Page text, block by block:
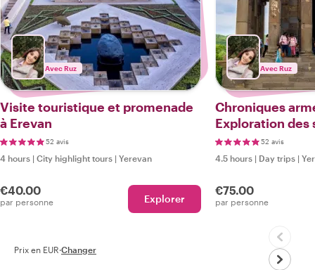
Avec Ruz
Visite touristique et promenade
à Erevan
52 avis
4 hours | City highlight tours | Yerevan
€40.00
par personne Explorer
Avec Ruz
Chroniques
Exploration des
et patrimoniaux
52 avis
4.5 hours | Day trips |
€75.00
par personne
Prix en EUR·Changer